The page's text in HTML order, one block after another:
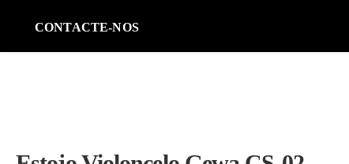
CONTACTE-NOS